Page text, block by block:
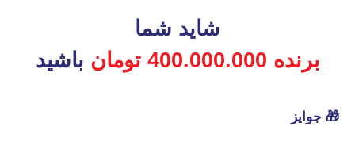
شاید شما
برنده 400.000.000 تومان
باشید
🎁 جوایز